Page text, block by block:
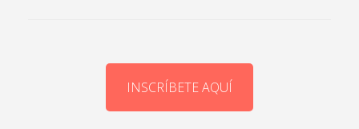
INSCRÍBETE AQUÍ